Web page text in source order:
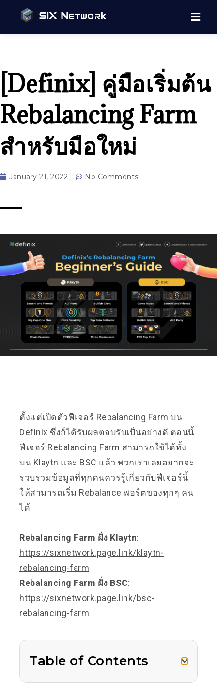
[Definix] คู่มือเริ่มต้น
Rebalancing Farm
สำหรับมือใหม่
January 21, 2022 No Comments
ตั้งแต่เปิดตัวฟีเจอร์ Rebalancing Farm บน
Definix ซึ่งก็ได้รับผลตอบรับเป็นอย่างดี ตอนนี้
ฟีเจอร์ Rebalancing Farm สามารถใช้ได้ทั้ง
บน Klaytn และ BSC แล้ว พวกเราเลยอยากจะ
รวบรวมข้อมูลที่ทุกคนควรรู้เกี่ยวกับฟีเจอร์นี้
ให้สามารถเริ่ม Rebalance พอร์ตของทุกๆ คน
ได้
Rebalancing Farm ฝั่ง Klaytn:
https://sixnetwork.page.link/klaytn-
rebalancing-farm
Rebalancing Farm ฝั่ง BSC:
https://sixnetwork.page.link/bsc-
rebalancing-farm
Table of Contents